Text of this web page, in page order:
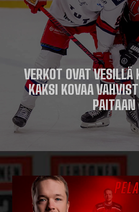
VERKOT OVAT
KAKSI KOVAA
PAITAAN